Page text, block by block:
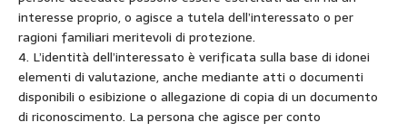
interesse proprio, o agisce a tutela dell’interessato o per
ragioni familiari meritevoli di protezione.
4. L’identità dell’interessato è verificata sulla base di idonei
elementi di valutazione, anche mediante atti o documenti
disponibili o esibizione o allegazione di copia di un documento
di riconoscimento. La persona che agisce per conto